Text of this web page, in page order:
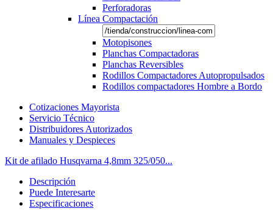
Perforadoras
Línea Compactación
Motopisones
Planchas Compactadoras
Planchas Reversibles
Rodillos Compactadores Autopropulsados
Rodillos compactadores Hombre a Bordo
Cotizaciones Mayorista
Servicio Técnico
Distribuidores Autorizados
Manuales y Despieces
Kit de afilado Husqvarna 4,8mm 325/050...
Descripción
Puede Interesarte
Especificaciones